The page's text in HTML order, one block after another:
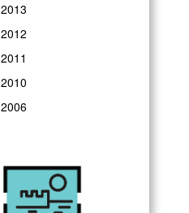
2013
2012
2011
2010
2006